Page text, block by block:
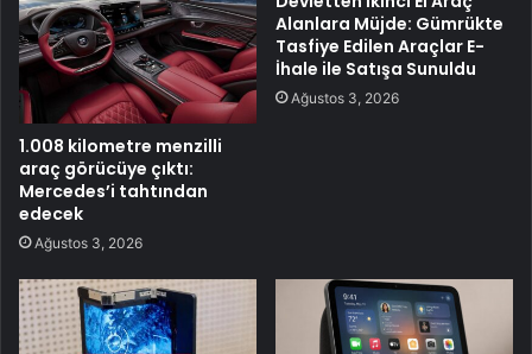
1.008 kilometre menzilli
araç görücüye çıktı:
Mercedes’i tahtından
edecek
Ağustos 3, 2026
Alanlara Müjde: Gümrükte
Tasfiye Edilen Araçlar E-
İhale ile Satışa Sunuldu
Ağustos 3, 2026